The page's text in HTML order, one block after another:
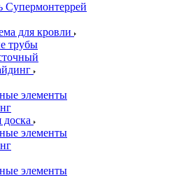
для кровли
трубы
элементы
доска
элементы
элементы